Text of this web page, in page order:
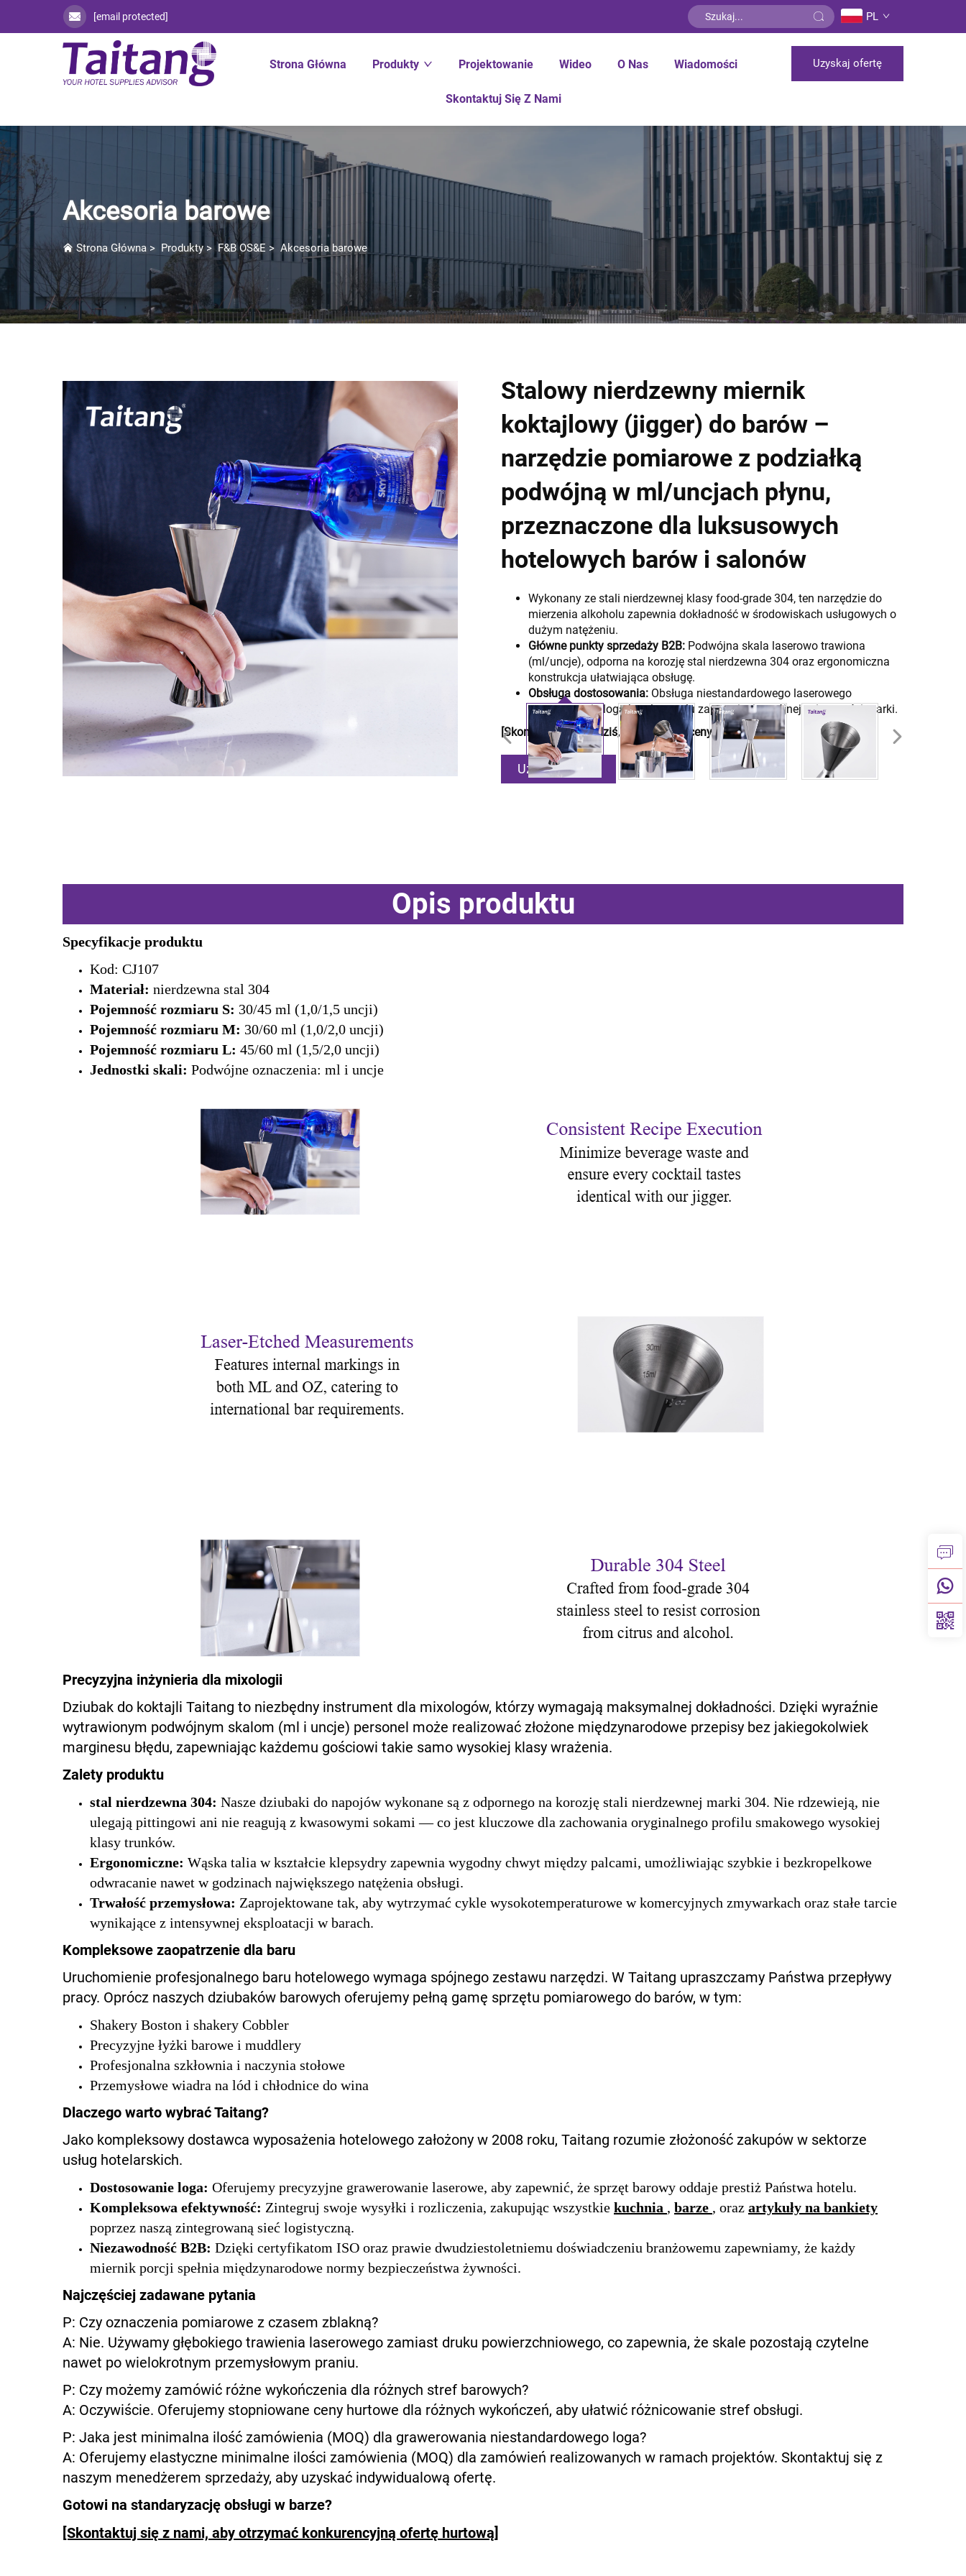
[email protected] PL
Strona Główna Produkty Projektowanie Wideo O Nas Wiadomości
Skontaktuj Się Z Nami
Uzyskaj ofertę
Akcesoria barowe
Strona Główna > Produkty>F&B OS&E > Akcesoria barowe
Stalowy nierdzewny miernik
koktajlowy (jigger) do barów –
narzędzie pomiarowe z podziałką
podwójną w ml/uncjach płynu,
przeznaczone dla luksusowych
hotelowych barów i salonów
Wykonany ze stali nierdzewnej klasy food-grade 304, ten narzędzie do
mierzenia alkoholu zapewnia dokładność w środowiskach usługowych o
dużym natężeniu.
Główne punkty sprzedaży B2B: Podwójna skala laserowo trawiona
(ml/uncje), odporna na korozję stal nierdzewna 304 oraz ergonomiczna
konstrukcja ułatwiająca obsługę.
Obsługa dostosowania: Obsługa niestandardowego laserowego
grawerowania loga hotelu w celu zapewnienia spójnej tożsamości marki.
[Skontaktuj się już dziś, aby uzyskać ceny hurtowe]
Uzyskaj ofertę
Opis produktu
Specyfikacje produktu
Kod: CJ107
Materiał: nierdzewna stal 304
Pojemność rozmiaru S: 30/45 ml (1,0/1,5 uncji)
Pojemność rozmiaru M: 30/60 ml (1,0/2,0 uncji)
Pojemność rozmiaru L: 45/60 ml (1,5/2,0 uncji)
Jednostki skali: Podwójne oznaczenia: ml i uncje
Precyzyjna inżynieria dla mixologii
Dziubak do koktajli Taitang to niezbędny instrument dla mixologów, którzy wymagają maksymalnej dokładności. Dzięki wyraźnie
wytrawionym podwójnym skalom (ml i uncje) personel może realizować złożone międzynarodowe przepisy bez jakiegokolwiek
marginesu błędu, zapewniając każdemu gościowi takie samo wysokiej klasy wrażenia.
Zalety produktu
stal nierdzewna 304: Nasze dziubaki do napojów wykonane są z odpornego na korozję stali nierdzewnej marki 304. Nie rdzewieją, nie
ulegają pittingowi ani nie reagują z kwasowymi sokami — co jest kluczowe dla zachowania oryginalnego profilu smakowego wysokiej
klasy trunków.
Ergonomiczne: Wąska talia w kształcie klepsydry zapewnia wygodny chwyt między palcami, umożliwiając szybkie i bezkropelkowe
odwracanie nawet w godzinach największego natężenia obsługi.
Trwałość przemysłowa: Zaprojektowane tak, aby wytrzymać cykle wysokotemperaturowe w komercyjnych zmywarkach oraz stałe tarcie
wynikające z intensywnej eksploatacji w barach.
Kompleksowe zaopatrzenie dla baru
Uruchomienie profesjonalnego baru hotelowego wymaga spójnego zestawu narzędzi. W Taitang upraszczamy Państwa przepływy
pracy. Oprócz naszych dziubaków barowych oferujemy pełną gamę sprzętu pomiarowego do barów, w tym:
Shakery Boston i shakery Cobbler
Precyzyjne łyżki barowe i muddlery
Profesjonalna szkłownia i naczynia stołowe
Przemysłowe wiadra na lód i chłodnice do wina
Dlaczego warto wybrać Taitang?
Jako kompleksowy dostawca wyposażenia hotelowego założony w 2008 roku, Taitang rozumie złożoność zakupów w sektorze
usług hotelarskich.
Dostosowanie loga: Oferujemy precyzyjne grawerowanie laserowe, aby zapewnić, że sprzęt barowy oddaje prestiż Państwa hotelu.
Kompleksowa efektywność: Zintegruj swoje wysyłki i rozliczenia, zakupując wszystkie kuchnia , barze , oraz artykuły na bankiety
poprzez naszą zintegrowaną sieć logistyczną.
Niezawodność B2B: Dzięki certyfikatom ISO oraz prawie dwudziestoletniemu doświadczeniu branżowemu zapewniamy, że każdy
miernik porcji spełnia międzynarodowe normy bezpieczeństwa żywności.
Najczęściej zadawane pytania
P: Czy oznaczenia pomiarowe z czasem zblakną?
A: Nie. Używamy głębokiego trawienia laserowego zamiast druku powierzchniowego, co zapewnia, że skale pozostają czytelne
nawet po wielokrotnym przemysłowym praniu.
P: Czy możemy zamówić różne wykończenia dla różnych stref barowych?
A: Oczywiście. Oferujemy stopniowane ceny hurtowe dla różnych wykończeń, aby ułatwić różnicowanie stref obsługi.
P: Jaka jest minimalna ilość zamówienia (MOQ) dla grawerowania niestandardowego loga?
A: Oferujemy elastyczne minimalne ilości zamówienia (MOQ) dla zamówień realizowanych w ramach projektów. Skontaktuj się z
naszym menedżerem sprzedaży, aby uzyskać indywidualową ofertę.
Gotowi na standaryzację obsługi w barze?
[Skontaktuj się z nami, aby otrzymać konkurencyjną ofertę hurtową]